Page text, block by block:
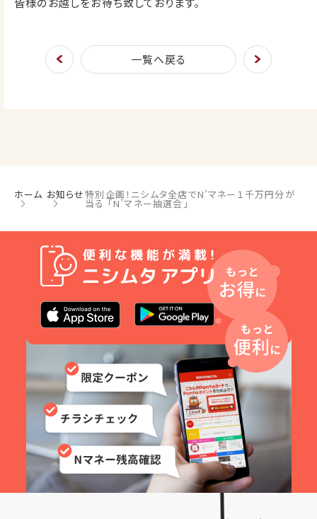
一覧へ戻る
ホーム お知らせ特別企画！ニシムタ全店でN’マネー１千万円分が
当る 「N’マネー抽選会」